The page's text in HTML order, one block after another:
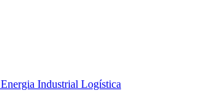
Energia Industrial Logística